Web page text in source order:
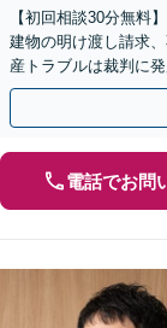
【初回相談30分無料
建物の明け渡し請求
産トラブルは裁判に
ことが大切です。【
電話でお問